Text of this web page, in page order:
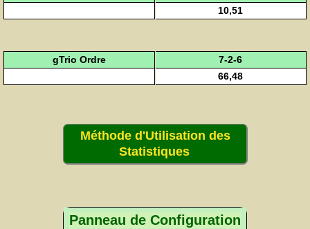
10,51
gTrio Ordre
7-2-6
66,48
Méthode d'Utilisation des
Statistiques
Panneau de Configuration